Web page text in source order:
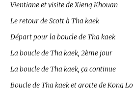
Vientiane et visite de Xieng Khouan
Le retour de Scott à Tha kaek
Départ pour la boucle de Tha kaek
La boucle de Tha kaek, 2ème jour
La boucle de Tha kaek, ça continue
Boucle de Tha kaek et grotte de Kong Lo